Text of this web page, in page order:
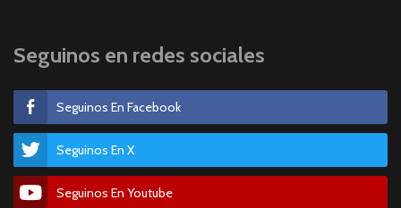
Seguinos en redes sociales
Seguinos En Facebook
Seguinos En X
Seguinos En Youtube